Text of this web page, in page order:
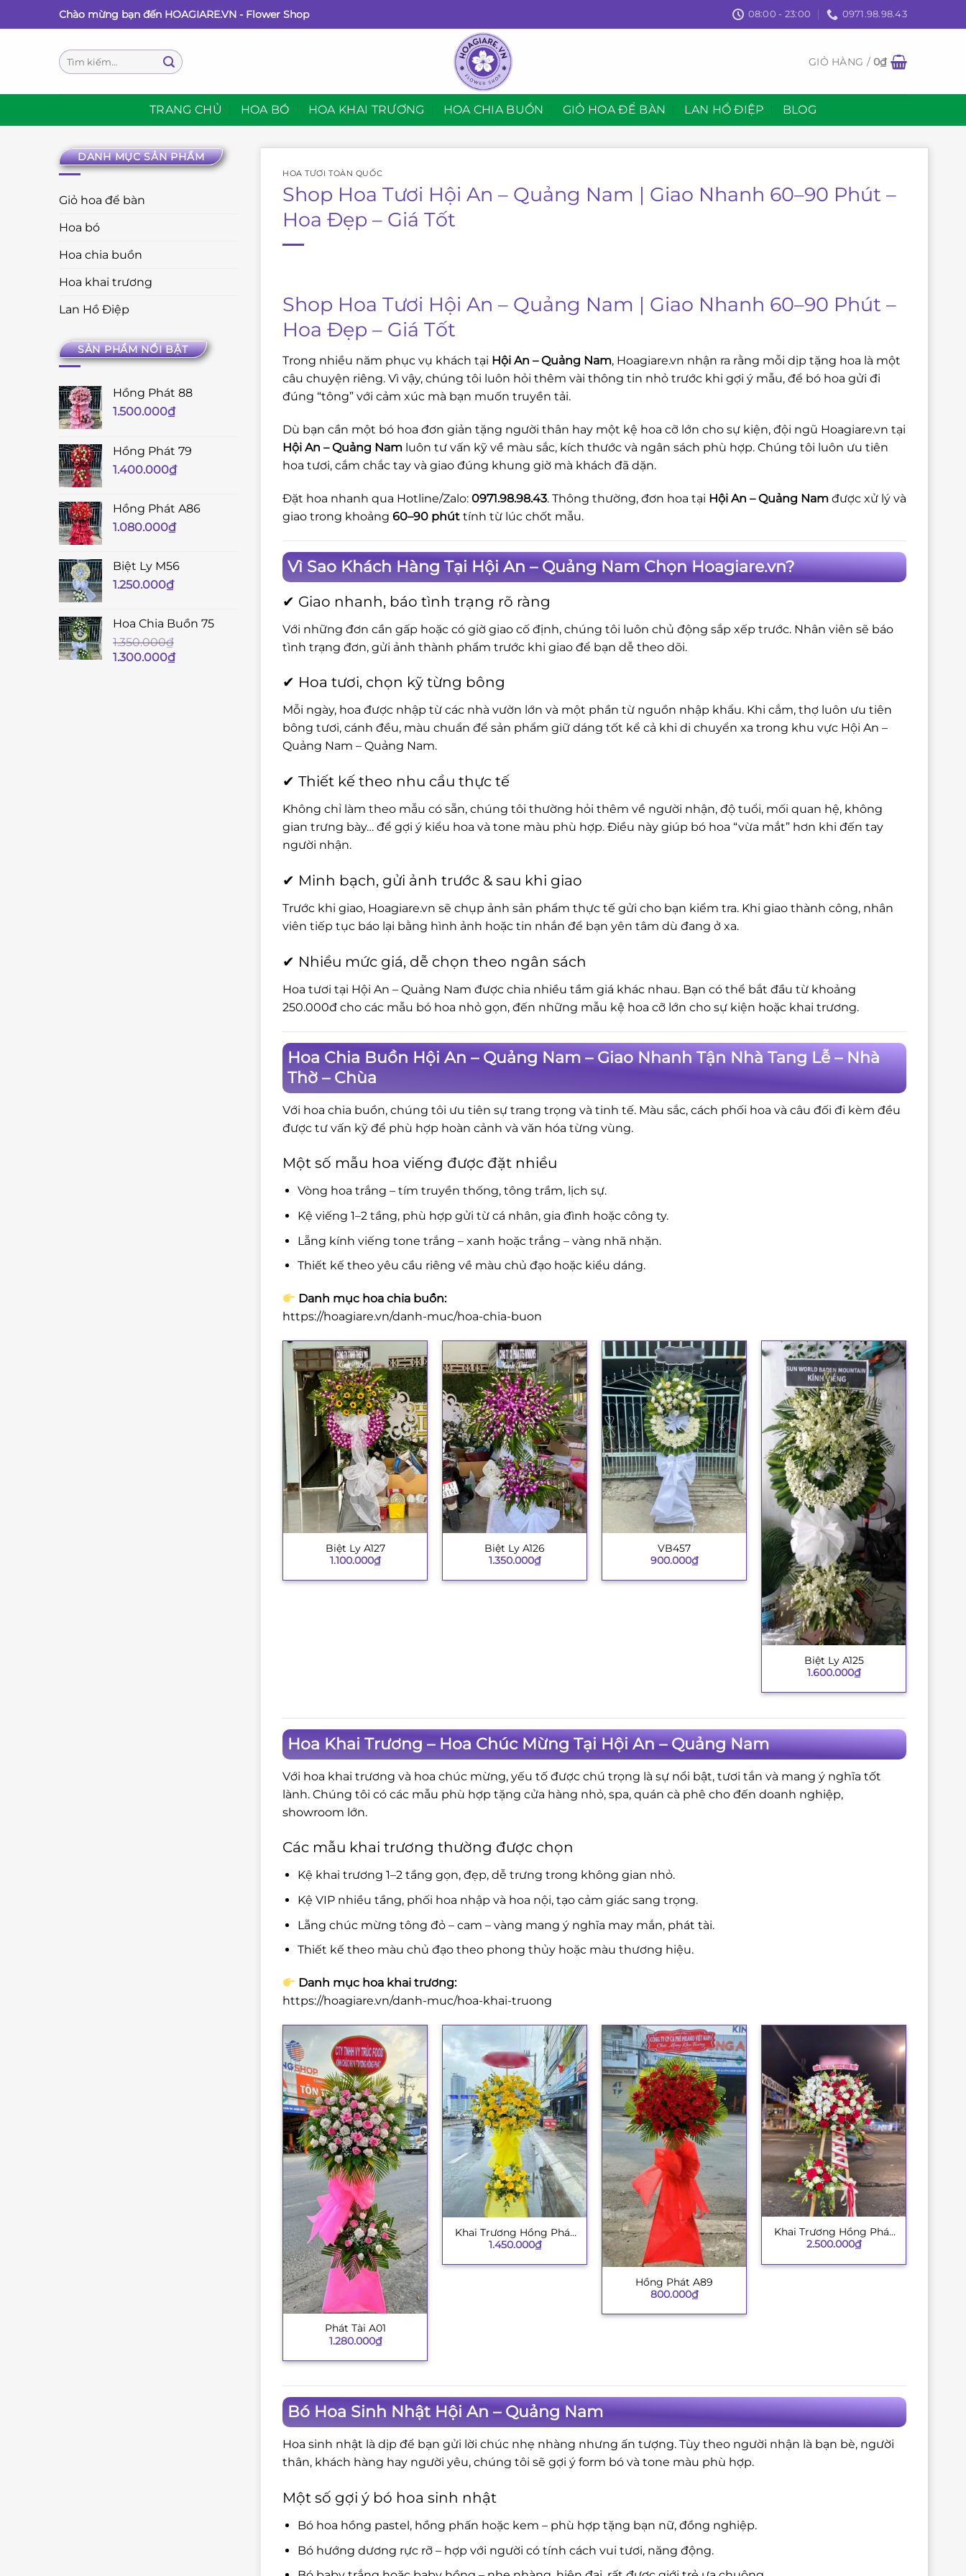
qua
Chào mừng bạn đến HOAGIARE.VN - Flower Shop 08:00 - 23:00 0971.98.98.43
Tìm
kiếm:
GIỎ HÀNG /0₫
TRANG CHỦ HOA BÓ HOA KHAI TRƯƠNG HOA CHIA BUỒN GIỎ HOA ĐỂ BÀN LAN HỒ ĐIỆP BLOG
DANH MỤC SẢN PHẨM
Giỏ hoa để bàn
Hoa bó
Hoa chia buồn
Hoa khai trương
Lan Hồ Điệp
SẢN PHẨM NỔI BẬT
Hồng Phát 88
1.500.000₫
Hồng Phát 79
1.400.000₫
Hồng Phát A86
1.080.000₫
Biệt Ly M56
1.250.000₫
Hoa Chia Buồn 75
1.350.000₫
Giá
1.300.000₫Giá
HOA TƯƠI TOÀN QUỐC
Shop Hoa Tươi Hội An – Quảng Nam | Giao Nhanh 60–90 Phút –
Hoa Đẹp – Giá Tốt
Shop Hoa Tươi Hội An – Quảng Nam | Giao Nhanh 60–90 Phút –
Hoa Đẹp – Giá Tốt
Trong nhiều năm phục vụ khách tại Hội An – Quảng Nam, Hoagiare.vn nhận ra rằng mỗi dịp tặng hoa là một
câu chuyện riêng. Vì vậy, chúng tôi luôn hỏi thêm vài thông tin nhỏ trước khi gợi ý mẫu, để bó hoa gửi đi
đúng “tông” với cảm xúc mà bạn muốn truyền tải.
Dù bạn cần một bó hoa đơn giản tặng người thân hay một kệ hoa cỡ lớn cho sự kiện, đội ngũ Hoagiare.vn tại
Hội An – Quảng Nam luôn tư vấn kỹ về màu sắc, kích thước và ngân sách phù hợp. Chúng tôi luôn ưu tiên
hoa tươi, cắm chắc tay và giao đúng khung giờ mà khách đã dặn.
Đặt hoa nhanh qua Hotline/Zalo: 0971.98.98.43. Thông thường, đơn hoa tại Hội An – Quảng Nam được xử lý và
giao trong khoảng 60–90 phút tính từ lúc chốt mẫu.
Vì Sao Khách Hàng Tại Hội An – Quảng Nam Chọn Hoagiare.vn?
✔ Giao nhanh, báo tình trạng rõ ràng
Với những đơn cần gấp hoặc có giờ giao cố định, chúng tôi luôn chủ động sắp xếp trước. Nhân viên sẽ báo
tình trạng đơn, gửi ảnh thành phẩm trước khi giao để bạn dễ theo dõi.
✔ Hoa tươi, chọn kỹ từng bông
Mỗi ngày, hoa được nhập từ các nhà vườn lớn và một phần từ nguồn nhập khẩu. Khi cắm, thợ luôn ưu tiên
bông tươi, cánh đều, màu chuẩn để sản phẩm giữ dáng tốt kể cả khi di chuyển xa trong khu vực Hội An –
Quảng Nam – Quảng Nam.
✔ Thiết kế theo nhu cầu thực tế
Không chỉ làm theo mẫu có sẵn, chúng tôi thường hỏi thêm về người nhận, độ tuổi, mối quan hệ, không
gian trưng bày… để gợi ý kiểu hoa và tone màu phù hợp. Điều này giúp bó hoa “vừa mắt” hơn khi đến tay
người nhận.
✔ Minh bạch, gửi ảnh trước & sau khi giao
Trước khi giao, Hoagiare.vn sẽ chụp ảnh sản phẩm thực tế gửi cho bạn kiểm tra. Khi giao thành công, nhân
viên tiếp tục báo lại bằng hình ảnh hoặc tin nhắn để bạn yên tâm dù đang ở xa.
✔ Nhiều mức giá, dễ chọn theo ngân sách
Hoa tươi tại Hội An – Quảng Nam được chia nhiều tầm giá khác nhau. Bạn có thể bắt đầu từ khoảng
250.000đ cho các mẫu bó hoa nhỏ gọn, đến những mẫu kệ hoa cỡ lớn cho sự kiện hoặc khai trương.
Hoa Chia Buồn Hội An – Quảng Nam – Giao Nhanh Tận Nhà Tang Lễ – Nhà
Thờ – Chùa
Với hoa chia buồn, chúng tôi ưu tiên sự trang trọng và tinh tế. Màu sắc, cách phối hoa và câu đối đi kèm đều
được tư vấn kỹ để phù hợp hoàn cảnh và văn hóa từng vùng.
Một số mẫu hoa viếng được đặt nhiều
Vòng hoa trắng – tím truyền thống, tông trầm, lịch sự.
Kệ viếng 1–2 tầng, phù hợp gửi từ cá nhân, gia đình hoặc công ty.
Lẵng kính viếng tone trắng – xanh hoặc trắng – vàng nhã nhặn.
Thiết kế theo yêu cầu riêng về màu chủ đạo hoặc kiểu dáng.
Danh mục hoa chia buồn:
https://hoagiare.vn/danh-muc/hoa-chia-buon
Biệt Ly A127
1.100.000₫
Biệt Ly A126
1.350.000₫
VB457
900.000₫
Biệt Ly A125
1.600.000₫
Hoa Khai Trương – Hoa Chúc Mừng Tại Hội An – Quảng Nam
Với hoa khai trương và hoa chúc mừng, yếu tố được chú trọng là sự nổi bật, tươi tắn và mang ý nghĩa tốt
lành. Chúng tôi có các mẫu phù hợp tặng cửa hàng nhỏ, spa, quán cà phê cho đến doanh nghiệp,
showroom lớn.
Các mẫu khai trương thường được chọn
Kệ khai trương 1–2 tầng gọn, đẹp, dễ trưng trong không gian nhỏ.
Kệ VIP nhiều tầng, phối hoa nhập và hoa nội, tạo cảm giác sang trọng.
Lẵng chúc mừng tông đỏ – cam – vàng mang ý nghĩa may mắn, phát tài.
Thiết kế theo màu chủ đạo theo phong thủy hoặc màu thương hiệu.
Danh mục hoa khai trương:
https://hoagiare.vn/danh-muc/hoa-khai-truong
Phát Tài A01
1.280.000₫
+
Khai Trương Hồng Phát
003
1.450.000₫
Hồng Phát A89
800.000₫
+
Khai Trương Hồng Phát
002
2.500.000₫
Bó Hoa Sinh Nhật Hội An – Quảng Nam
Hoa sinh nhật là dịp để bạn gửi lời chúc nhẹ nhàng nhưng ấn tượng. Tùy theo người nhận là bạn bè, người
thân, khách hàng hay người yêu, chúng tôi sẽ gợi ý form bó và tone màu phù hợp.
Một số gợi ý bó hoa sinh nhật
Bó hoa hồng pastel, hồng phấn hoặc kem – phù hợp tặng bạn nữ, đồng nghiệp.
Bó hướng dương rực rỡ – hợp với người có tính cách vui tươi, năng động.